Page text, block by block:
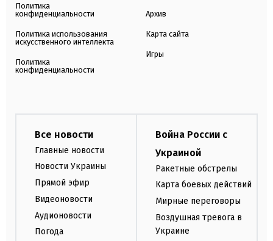
Политика
конфиденциальности
Политика использования
искусственного интеллекта
Политика
конфиденциальности
Архив
Карта сайта
Игры
Все новости
Главные новости
Новости Украины
Прямой эфир
Видеоновости
Аудионовости
Погода
Война России с
Украиной
Ракетные обстрелы
Карта боевых действий
Мирные переговоры
Воздушная тревога в
Украине